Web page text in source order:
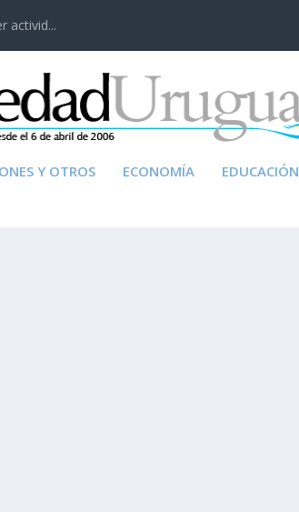
activid...
Y OTROS ECONOMÍA EDUCACIÓN